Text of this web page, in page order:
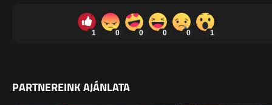
1 0 0 0 0 1
PARTNEREINK AJÁNLATA